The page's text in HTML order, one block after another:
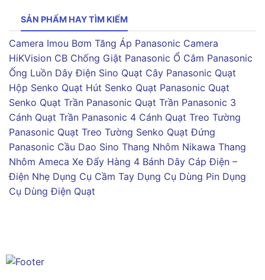
SẢN PHẨM HAY TÌM KIẾM
Camera Imou Bơm Tăng Áp Panasonic Camera
HiKVision CB Chống Giật Panasonic Ổ Cắm Panasonic
Ống Luồn Dây Điện Sino Quạt Cây Panasonic Quạt
Hộp Senko Quạt Hút Senko Quạt Panasonic Quạt
Senko Quạt Trần Panasonic Quạt Trần Panasonic 3
Cánh Quạt Trần Panasonic 4 Cánh Quạt Treo Tường
Panasonic Quạt Treo Tường Senko Quạt Đứng
Panasonic Cầu Dao Sino Thang Nhôm Nikawa Thang
Nhôm Ameca Xe Đẩy Hàng 4 Bánh Dây Cáp Điện –
Điện Nhẹ Dụng Cụ Cầm Tay Dụng Cụ Dùng Pin Dụng
Cụ Dùng Điện Quạt